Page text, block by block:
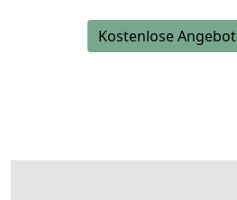
Kostenlose